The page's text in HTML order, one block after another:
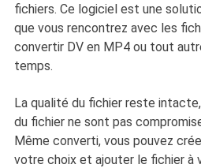
fichiers. Ce logiciel est une
que vous rencontrez avec les
convertir DV en MP4 ou tout
temps.
La qualité du fichier reste
du fichier ne sont pas
Même converti, vous pouvez
votre choix et ajouter le fichier à